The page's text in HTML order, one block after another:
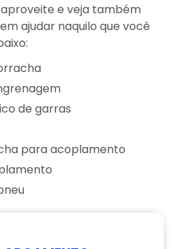
e veja também
ajudar naquilo que você
de garras
para acoplamento